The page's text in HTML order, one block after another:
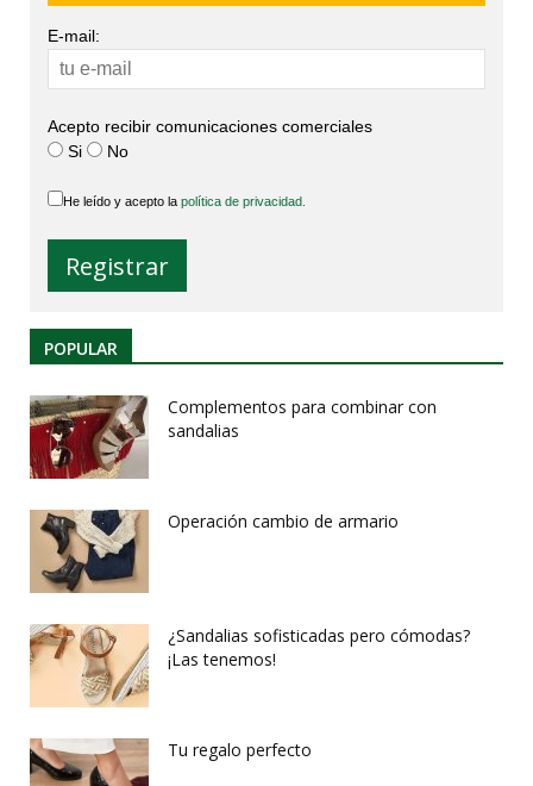
E-mail:
Acepto recibir comunicaciones comerciales
Si
No
He leído y acepto la política de privacidad.
POPULAR
Complementos para combinar con
sandalias
Operación cambio de armario
¿Sandalias sofisticadas pero cómodas?
¡Las tenemos!
Tu regalo perfecto